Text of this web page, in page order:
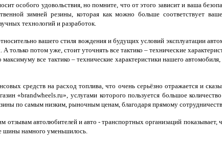
особого удовольствия, но помните, что от этого зависит и ваша
зимней резины, которая как можно больше соответствует
технологий и разработок.
вашего стиля вождения и будущих условий эксплуатации
только потом уже, стоит уточнять все тактико – технические
максимуму все тактико – технические характеристики нашего
средств на расход топлива, что очень серьёзно отражается и
«brandwheels.ru», услугами которого пользуется большое
по самым низким, рыночным ценам, благодаря прямому
отзывам автолюбителей и авто - транспортных организаций
шины намного уменьшилось.